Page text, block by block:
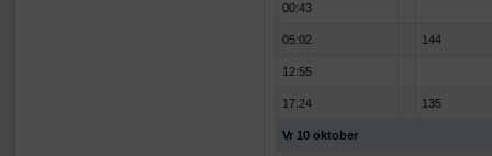
00:43
05:02 144
12:55
17:24 135
Vr 10 oktober